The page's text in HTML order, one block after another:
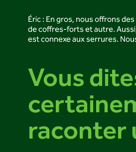
Éric : En gros, nous offrons
de coffres-forts et autre.
est connexe aux serrures.
Vous
raconter